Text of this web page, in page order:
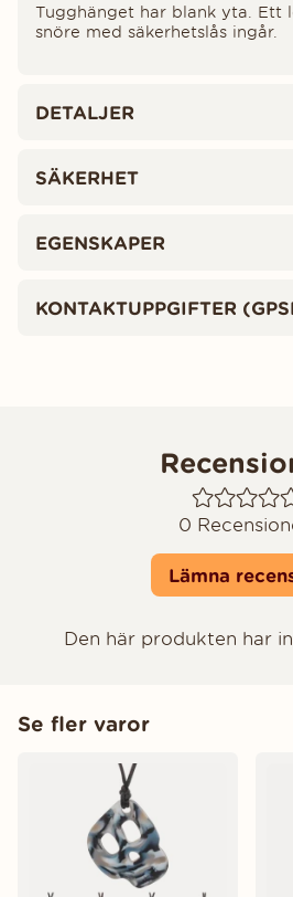
Tugghänget har blank yta. Ett
snöre med säkerhetslås ingår.
DETALJER
SÄKERHET
EGENSKAPER
KONTAKTUPPGIFTER
0
Lämna
Den här produkten har
Se fler varor